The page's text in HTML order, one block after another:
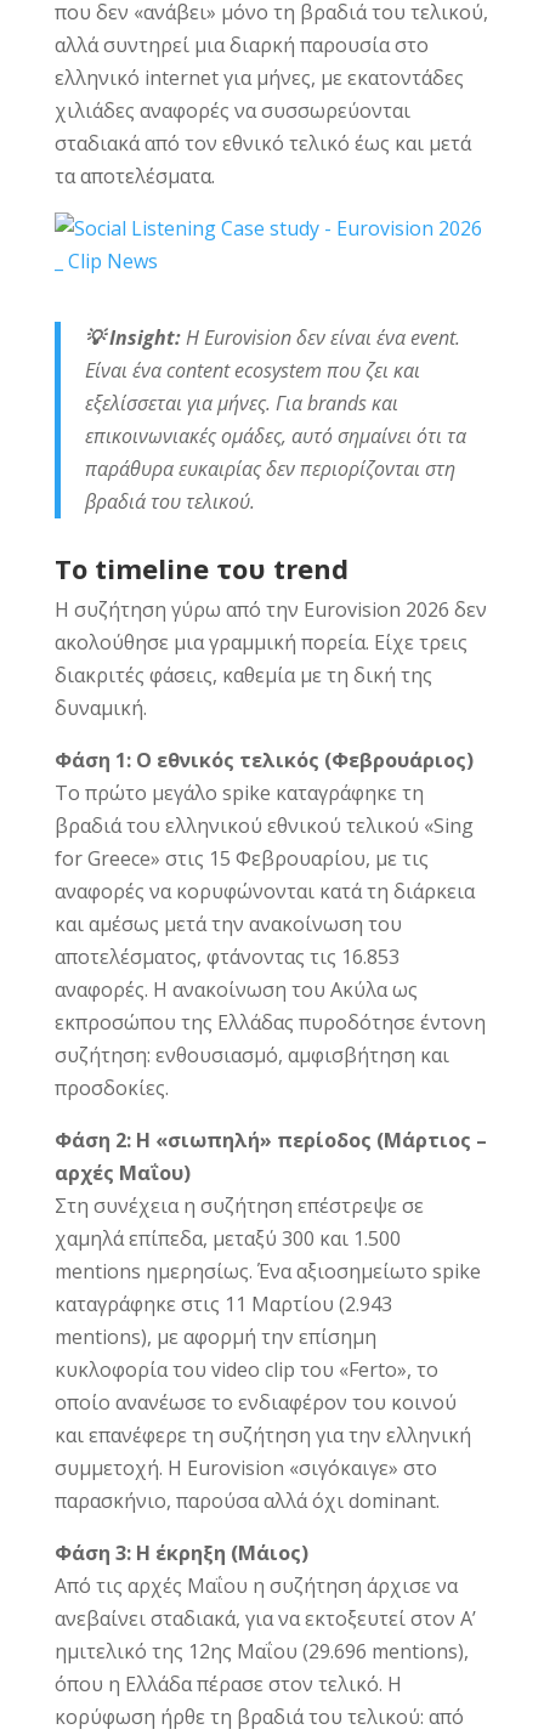
που δεν «ανάβει» μόνο τη βραδιά του τελικού,
αλλά συντηρεί μια διαρκή παρουσία στο
ελληνικό internet για μήνες, με εκατοντάδες
χιλιάδες αναφορές να συσσωρεύονται
σταδιακά από τον εθνικό τελικό έως και μετά
τα αποτελέσματα.
💡Insight:Η Eurovision δεν είναι ένα event.
Είναι ένα content ecosystem που ζει και
εξελίσσεται για μήνες. Για brands και
επικοινωνιακές ομάδες, αυτό σημαίνει ότι τα
παράθυρα ευκαιρίας δεν περιορίζονται στη
βραδιά του τελικού.
Το timeline του trend
Η συζήτηση γύρω από την Eurovision 2026 δεν
ακολούθησε μια γραμμική πορεία. Είχε τρεις
διακριτές φάσεις, καθεμία με τη δική της
δυναμική.
Φάση 1: Ο εθνικός τελικός (Φεβρουάριος)
Το πρώτο μεγάλο spike καταγράφηκε τη
βραδιά του ελληνικού εθνικού τελικού «Sing
for Greece» στις 15 Φεβρουαρίου, με τις
αναφορές να κορυφώνονται κατά τη διάρκεια
και αμέσως μετά την ανακοίνωση του
αποτελέσματος, φτάνοντας τις 16.853
αναφορές. Η ανακοίνωση του Ακύλα ως
εκπροσώπου της Ελλάδας πυροδότησε έντονη
συζήτηση: ενθουσιασμό, αμφισβήτηση και
προσδοκίες.
Φάση 2: Η «σιωπηλή» περίοδος (Μάρτιος –
αρχές Μαΐου)
Στη συνέχεια η συζήτηση επέστρεψε σε
χαμηλά επίπεδα, μεταξύ 300 και 1.500
mentions ημερησίως. Ένα αξιοσημείωτο spike
καταγράφηκε στις 11 Μαρτίου (2.943
mentions), με αφορμή την επίσημη
κυκλοφορία του video clip του «Ferto», το
οποίο ανανέωσε το ενδιαφέρον του κοινού
και επανέφερε τη συζήτηση για την ελληνική
συμμετοχή. Η Eurovision «σιγόκαιγε» στο
παρασκήνιο, παρούσα αλλά όχι dominant.
Φάση 3: Η έκρηξη (Μάιος)
Από τις αρχές Μαΐου η συζήτηση άρχισε να
ανεβαίνει σταδιακά, για να εκτοξευτεί στον Α’
ημιτελικό της 12ης Μαΐου (29.696 mentions),
όπου η Ελλάδα πέρασε στον τελικό. Η
κορύφωση ήρθε τη βραδιά του τελικού: από